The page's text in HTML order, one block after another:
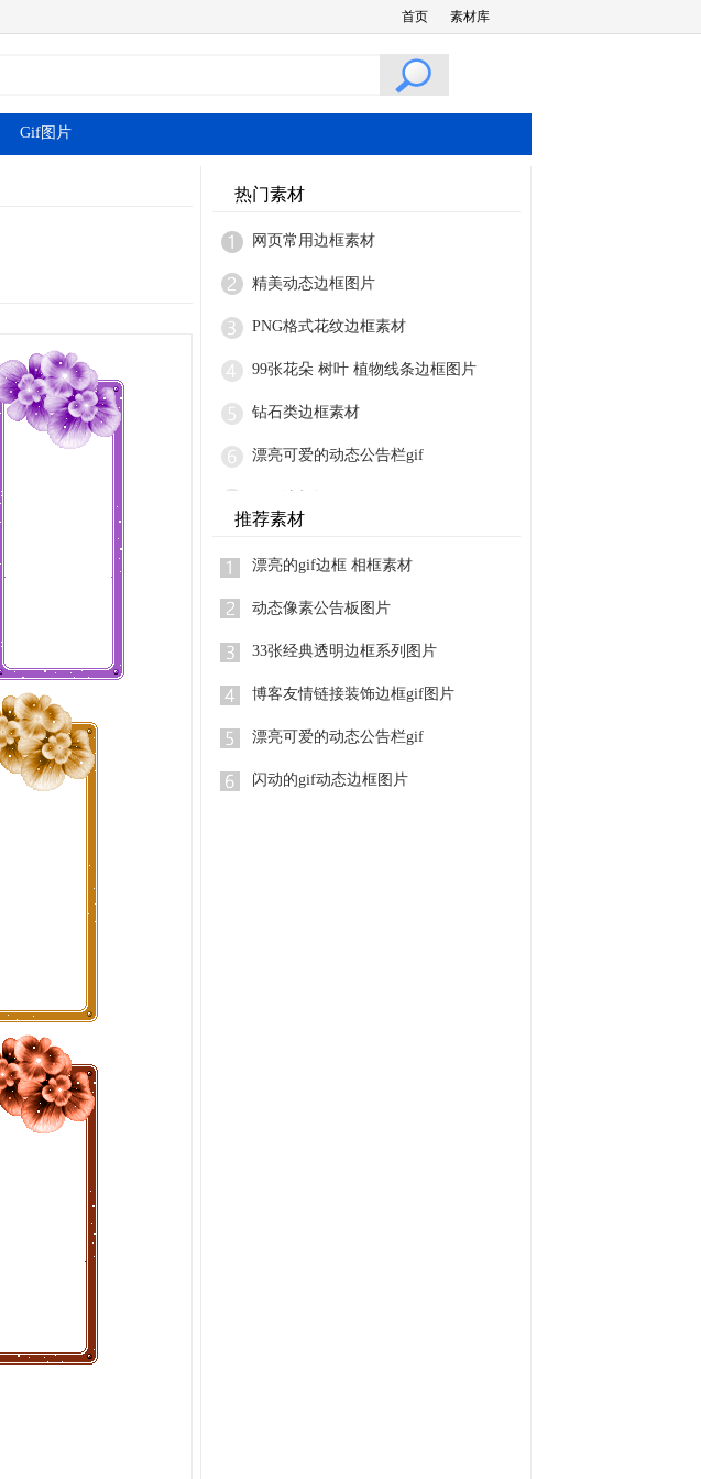
首页 素材库
Gif图片
热门素材
网页常用边框素材
精美动态边框图片
PNG格式花纹边框素材
99张花朵 树叶 植物线条边框图片
钻石类边框素材
漂亮可爱的动态公告栏gif
推荐素材
漂亮的gif边框 相框素材
动态像素公告板图片
33张经典透明边框系列图片
博客友情链接装饰边框gif图片
漂亮可爱的动态公告栏gif
闪动的gif动态边框图片